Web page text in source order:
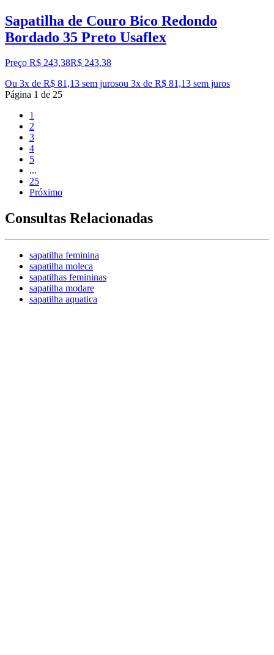
Sapatilha de Couro Bico Redondo
Bordado 35 Preto Usaflex
Preço R$ 243,38R$ 243,38
Ou 3x de R$ 81,13 sem jurosou 3x de R$ 81,13 sem juros
Página 1 de 25
1
2
3
4
5
...
25
Próximo
Consultas Relacionadas
sapatilha feminina
sapatilha moleca
sapatilhas femininas
sapatilha modare
sapatilha aquatica